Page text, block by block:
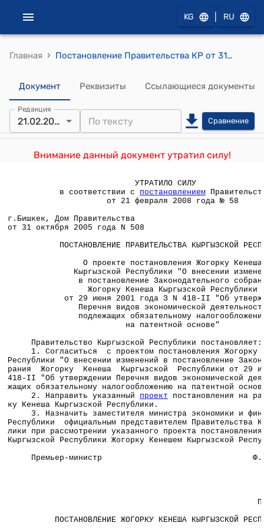
KG RU
Главная › Постановление Правительства КР от 31 октября 2005 года N 508 "О проекте постановления Жогорку Кенеша Кыргызской Республики "О внесении изменений в постановление Законодательного собрания Жогорку Кенеша Кыргызской Республики от 29 июня 2001 года З N 418-II "Об утверждении Перечня видов экономической деятельности, подлежащих обязательному налогообложению на патентной основе"
Документ Реквизиты Ссылающиеся документы
Редакция
21.02.2008 Сравнение
Внимание данный документ утратил силу!